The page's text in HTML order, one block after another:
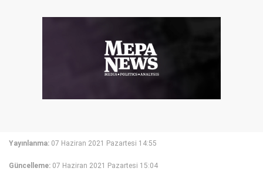
Yayınlanma: 07 Haziran 2021 Pazartesi 14:55
Güncelleme: 07 Haziran 2021 Pazartesi 15:04